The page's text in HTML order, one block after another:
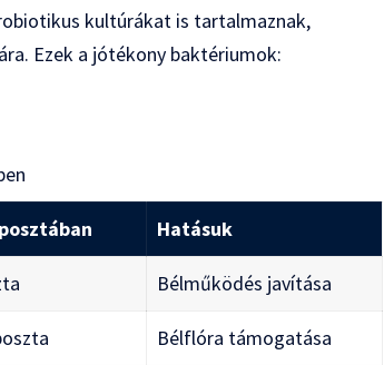
kultúrákat is tartalmaznak,
Ezek a jótékony baktériumok:
Hatásuk
Bélműködés javítása
Bélflóra támogatása